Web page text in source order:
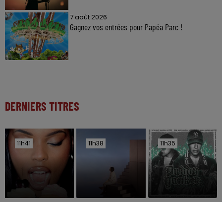
7 août 2026
Gagnez vos entrées pour Papéa Parc !
DERNIERS TITRES
11h41
11h41 11h38
11h38 11h35
11h35